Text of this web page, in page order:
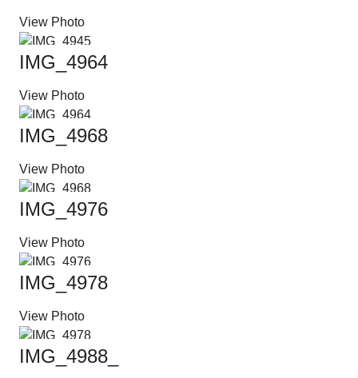
View Photo
IMG_4964
View Photo
IMG_4968
View Photo
IMG_4976
View Photo
IMG_4978
View Photo
IMG_4988_2